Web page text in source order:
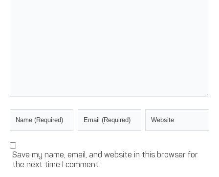
Save my name, email, and website in this browser for
the next time I comment.